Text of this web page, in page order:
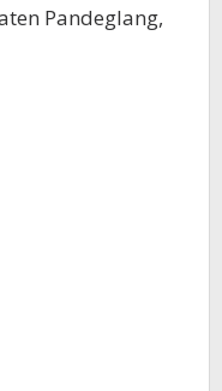
Pandeglang,